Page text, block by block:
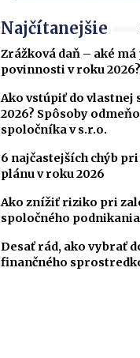
Najčítanejšie
Zrážková daň – aké
povinnosti v roku 2026?
Ako vstúpiť do vlastnej
2026? Spôsoby
spoločníka v s.r.o.
6 najčastejších chýb
plánu v roku 2026
Ako znížiť riziko pri
spoločného
Desať rád, ako vybrať
finančného